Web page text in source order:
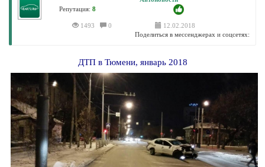
Репутация:8
1493 0
12.02.2018
Поделиться в мессенджерах и соцсетях:
ДТП в Тюмени, январь 2018